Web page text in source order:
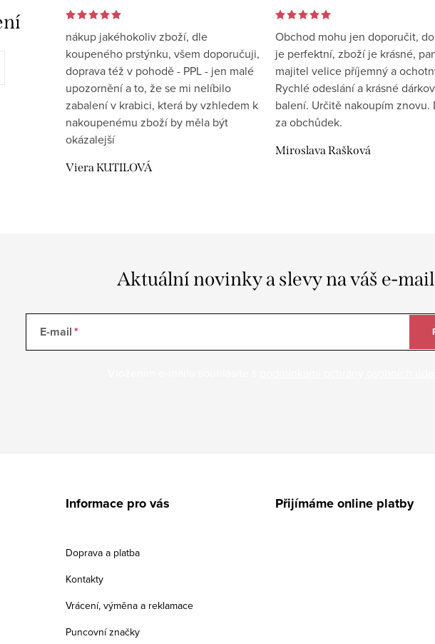
nákup jakéhokoliv zboží, dle
koupeného prstýnku, všem doporučuji,
doprava též v pohodě - PPL - jen malé
upozornění a to, že se mi nelíbilo
zabalení v krabici, která by vzhledem k
nakoupenému zboží by měla být
okázalejší
Viera KUTILOVÁ
Obchod mohu jen doporučit,
je perfektní, zboží je krásné,
majitel velice příjemný a
Rychlé odeslání a krásné
balení. Určitě nakoupím znovu.
za obchůdek.
Miroslava Rašková
Aktuální novinky a slevy na váš e-mail
E-mail
Informace pro vás
Doprava a platba
Kontakty
Vrácení, výměna a reklamace
Puncovní značky
Přijímáme online platby